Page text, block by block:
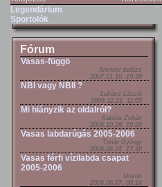
Legendárium
Sportolók
Fórum
Vasas-függö
brenner balázs
2007.01.10. 19:39
NBI vagy NBII ?
Lukács László
2006.12.21. 11:05
Mi hiányzik az oldalról?
Katona Zoltán
2006.10.28. 19:29
Vasas labdarúgás 2005-2006
Timár György
2006.06.24. 17:48
Vasas férfi vízilabda csapat
2005-2006
skizoo
2006.06.07. 00:14